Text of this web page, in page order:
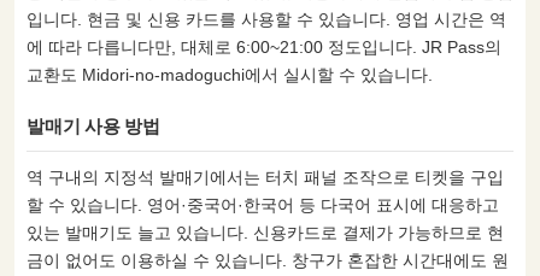
입니다. 현금 및 신용 카드를 사용할 수 있습니다. 영업 시간은 역
에 따라 다릅니다만, 대체로 6:00~21:00 정도입니다. JR Pass의
교환도 Midori-no-madoguchi에서 실시할 수 있습니다.
발매기 사용 방법
역 구내의 지정석 발매기에서는 터치 패널 조작으로 티켓을 구입
할 수 있습니다. 영어·중국어·한국어 등 다국어 표시에 대응하고
있는 발매기도 늘고 있습니다. 신용카드로 결제가 가능하므로 현
금이 없어도 이용하실 수 있습니다. 창구가 혼잡한 시간대에도 원